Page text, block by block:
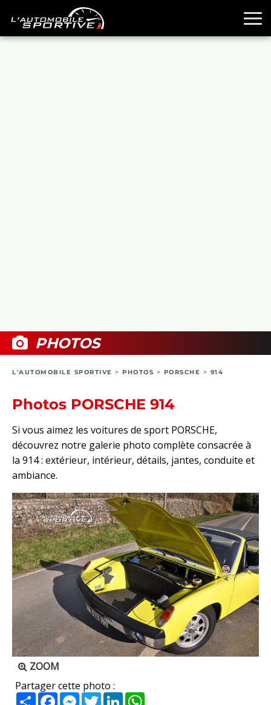
BOUTIQUE
PHOTOS
L'AUTOMOBILE SPORTIVE > PHOTOS > PORSCHE > 914
Photos PORSCHE 914
Si vous aimez les voitures de sport PORSCHE,
découvrez notre galerie photo complète consacrée à
la 914 : extérieur, intérieur, détails, jantes, conduite et
ambiance.
ZOOM
Partager cette photo :
PartagerFacebookMessenger
TwitterLinkedIn